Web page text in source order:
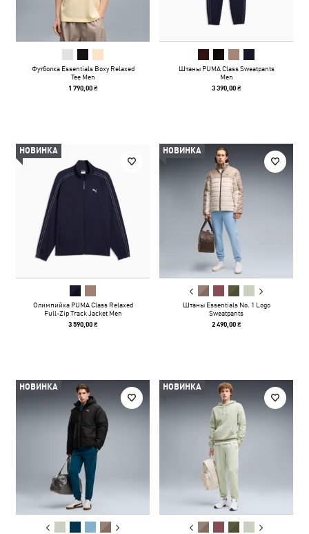
Футболка Essentials Boxy Relaxed
Tee Men
1 790,00 ₴
Штаны PUMA Class Sweatpants
Men
3 390,00 ₴
НОВИНКА
Олимпийка PUMA Class Relaxed
Full-Zip Track Jacket Men
3 590,00 ₴
НОВИНКА
Штаны Essentials No. 1 Logo
Sweatpants
2 490,00 ₴
НОВИНКА НОВИНКА